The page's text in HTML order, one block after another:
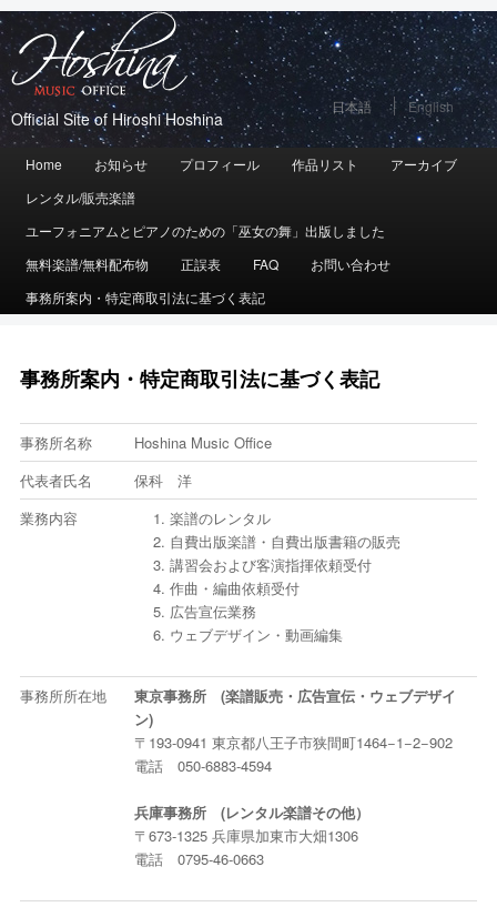
Official Site of Hiroshi Hoshina
日本語 English
メ
イ
ン
コ
ン
ン
へ
移
動
サ
ブ
コ
ン
テ
ツ
移
動
Home お知らせ プロフィール 作品リスト
アーカイブ
レンタル/販売楽譜
ユーフォニアムとピアノのための「巫女の舞」出版しました
無料楽譜/無料配布物
正誤表 FAQ
お問い合わせ
事務所案内・特定商取引法に基づく表記
事務所案内・特定商取引法に基づく表記
事務所名称
Hoshina Music Office
代表者氏名
保科 洋
業務内容
楽譜のレンタル
自費出版楽譜・自費出版書籍の販売
講習会および客演指揮依頼受付
作曲・編曲依頼受付
広告宣伝業務
ウェブデザイン・動画編集
事務所所在地
東京事務所 (楽譜販売・広告宣伝・ウェブデザイ
ン)
〒193-0941 東京都八王子市狭間町1464−1−2−902
電話 050-6883-4594
兵庫事務所 (レンタル楽譜その他）
〒673-1325 兵庫県加東市大畑1306
電話 0795-46-0663